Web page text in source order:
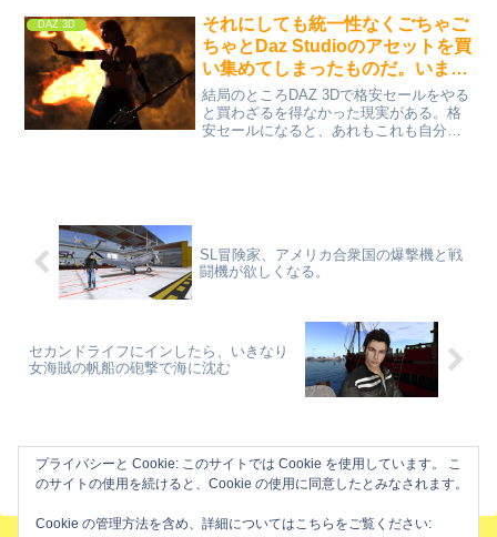
DAZ 3D
それにしても統一性なくごちゃご
ちゃとDaz Studioのアセットを買
い集めてしまったものだ。いまさ
らだけど自分にとって必要なもの
だけ買えばよかった。
結局のところDAZ 3Dで格安セールをやる
と買わざるを得なかった現実がある。格
安セールになると、あれもこれも自分に
SL冒険家、アメリカ合衆国の爆撃機と戦
闘機が欲しくなる。
セカンドライフにインしたら、いきなり
女海賊の帆船の砲撃で海に沈む
プライバシーと Cookie: このサイトでは Cookie を使用しています。 こ
のサイトの使用を続けると、Cookie の使用に同意したとみなされます。
Cookie の管理方法を含め、詳細についてはこちらをご覧ください: